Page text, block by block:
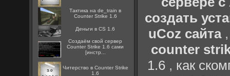
Тактика на de_train в
Counter Strike 1.6
Деньги в CS 1.6
Создаём свой сервер
Counter Strike 1.6 сами
[инстр...
Читерство в Counter Strike
1.6
создать
uCoz сайта
counter
1.6, как